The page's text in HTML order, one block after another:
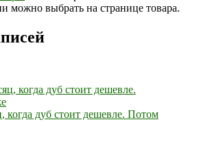
можно выбрать на странице товара.
когда дуб стоит дешевле. Потом